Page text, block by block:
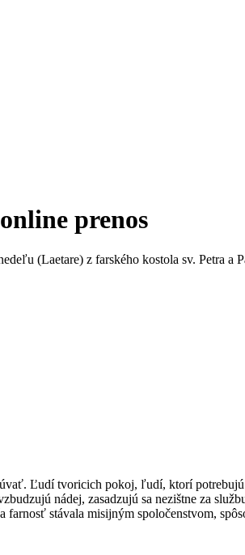
prenos
(Laetare) z farského kostola sv. Petra a
Ľudí tvoricich pokoj, ľudí, ktorí
nádej, zasadzujú sa nezištne za
stávala misijným spoločenstvom,